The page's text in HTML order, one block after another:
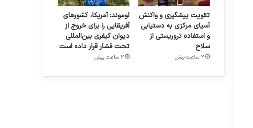
تقویت پیشگیری و واکنش
آسیای مرکزی به دستیابی
و استفاده تروریستی از
سلاح
2 ساعت پیش
لوموند: آمریکا، کشورهای
آفریقایی را برای خروج از
دیوان کیفری بین‌المللی
تحت فشار قرار داده است
2 ساعت پیش